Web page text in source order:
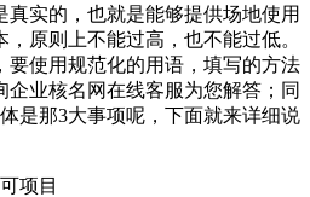
实的，也就是能够提供场地使用
原则上不能过高，也不能过低。
要使用规范化的用语，填写的方法
企业核名网在线客服为您解答；同
是那3大事项呢，下面就来详细说
项目